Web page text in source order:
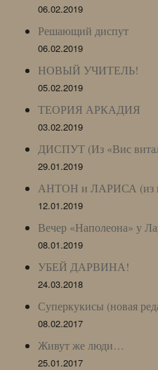
06.02.2019
Решающий диспут
06.02.2019
НОВЫЙ УЧИТЕЛЬ!
05.02.2019
ТЕОРИЯ АРКАДИЯ
03.02.2019
ДИСПУТ (Из «Вис
29.01.2019
АНТОН и ЛАРИСА (из
12.01.2019
Вечер «Наполеона» у
08.01.2019
УБЕЙ ДАРВИНА!
24.03.2018
Суперкукисы (новая
08.02.2017
Живут же люди…
25.01.2017